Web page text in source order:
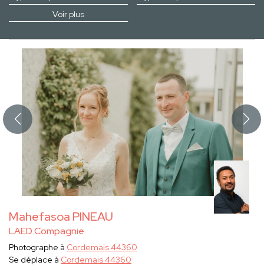
Voir plus
Mahefasoa PINEAU
LAED Compagnie
Photographe à Cordemais 44360
Se déplace à Cordemais 44360